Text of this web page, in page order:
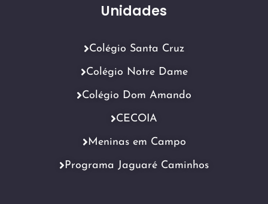
Unidades
Colégio Santa Cruz
Colégio Notre Dame
Colégio Dom Amando
CECOIA
Meninas em Campo
Programa Jaguaré Caminhos